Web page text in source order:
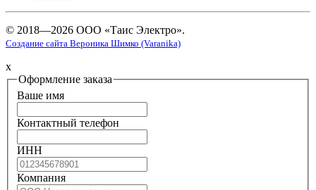
© 2018—2026 ООО «Таис Электро».
Создание сайта Вероника Шимко (Varanika)
x
Оформление заказа
Ваше имя
Контактный телефон
ИНН
Компания